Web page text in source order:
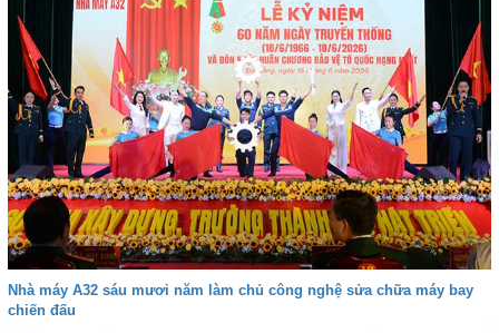
Nhà máy A32 sáu mươi năm làm chủ công nghệ sửa chữa máy bay
chiến đấu